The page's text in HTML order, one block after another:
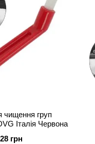
чищення груп
Італія Червона
грн